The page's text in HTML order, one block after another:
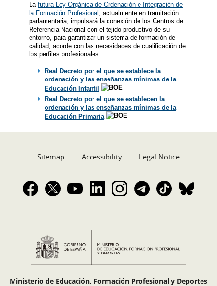
La futura Ley Orgánica de Ordenación e Integración de
la Formación Profesional
, actualmente en tramitación
parlamentaria, impulsará la conexión de los Centros de
Referencia Nacional con el tejido productivo de su
entorno, para garantizar un sistema de formación de
calidad, acorde con las necesidades de cualificación de
los perfiles profesionales.
Real Decreto por el que se establece la
ordenación y las enseñanzas mínimas de la
Educación Infantil
Real Decreto por el que se establecen la
ordenación y las enseñanzas mínimas de la
Educación Primaria
Sitemap Accessibility Legal Notice
Ministerio de Educación, Formación Profesional y Deportes